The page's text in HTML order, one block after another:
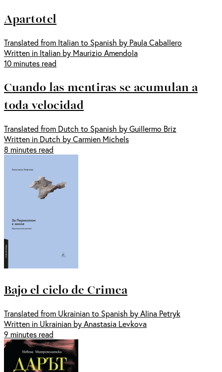
Apartotel
Translated from Italian to Spanish by Paula Caballero
Written in Italian by Maurizio Amendola
10 minutes read
Cuando las mentiras se acumulan a
toda velocidad
Translated from Dutch to Spanish by Guillermo Briz
Written in Dutch by Carmien Michels
8 minutes read
Bajo el cielo de Crimea
Translated from Ukrainian to Spanish by Alina Petryk
Written in Ukrainian by Anastasia Levkova
9 minutes read